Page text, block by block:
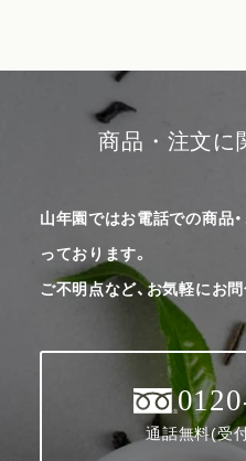
商品・注文に
山年園ではお電話での商品
っております。
ご不明点など、お気軽にお
通話無料(受